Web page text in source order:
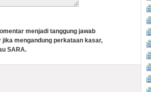
menjadi tanggung jawab
mengandung perkataan kasar,
SARA.